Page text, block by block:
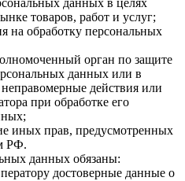
данных в целях
товаров, работ и услуг;
на обработку персональных
орган по защите
данных или в
действия или
при обработке его
иных прав, предусмотренных
РФ.
данных обязаны:
достоверные данные о